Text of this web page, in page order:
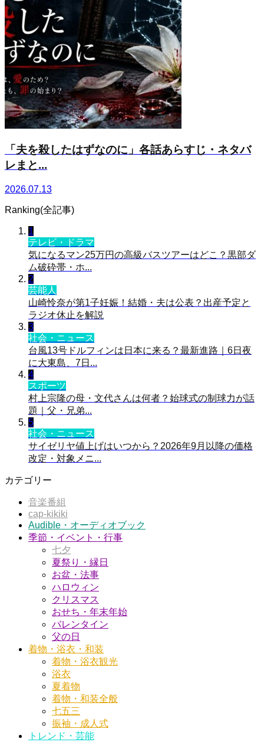
「夫を殺したはずなのに」各話あらすじ・ネタバ
レまと...
2026.07.13
Ranking(全記事)
1
テレビ・ドラマ
気になるマン25万円の高級バスツアーはどこ？黒部ダ
ム破砕帯・ホ...
2
芸能人
山崎怜奈が第1子妊娠！結婚・夫は公表？出産予定と
ラジオ休止を解説
3
社会・ニュース
台風13号ドルフィンは日本に来る？最新進路｜6日夜
に大東島、7日...
4
スポーツ
村上宗隆の母・文代さんは何者？始球式の制球力が話
題｜父・兄弟...
5
社会・ニュース
サイゼリヤ値上げはいつから？2026年9月以降の価格
改定・対象メニ...
カテゴリー
音楽番組
cap-kikiki
Audible・オーディオブック
季節・イベント・行事
七夕
夏祭り・縁日
お盆・法事
ハロウィン
クリスマス
おせち・年末年始
バレンタイン
父の日
着物・浴衣・和装
着物・浴衣観光
浴衣
夏着物
着物・和装全般
七五三
振袖・成人式
トレンド・芸能